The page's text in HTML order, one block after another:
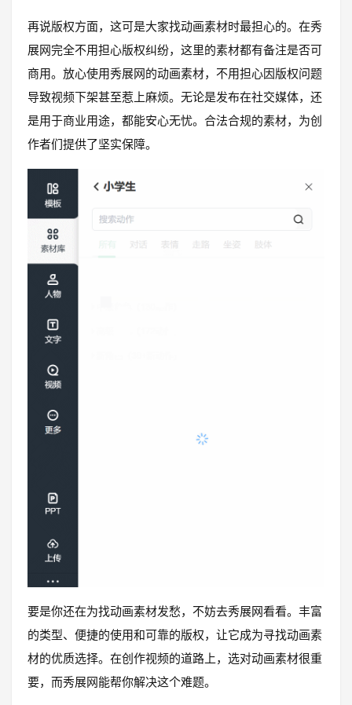
再说版权方面，这可是大家找动画素材时最担心的。在秀
展网完全不用担心版权纠纷，这里的素材都有备注是否可
商用。放心使用秀展网的动画素材，不用担心因版权问题
导致视频下架甚至惹上麻烦。无论是发布在社交媒体，还
是用于商业用途，都能安心无忧。合法合规的素材，为创
作者们提供了坚实保障。
要是你还在为找动画素材发愁，不妨去秀展网看看。丰富
的类型、便捷的使用和可靠的版权，让它成为寻找动画素
材的优质选择。在创作视频的道路上，选对动画素材很重
要，而秀展网能帮你解决这个难题。